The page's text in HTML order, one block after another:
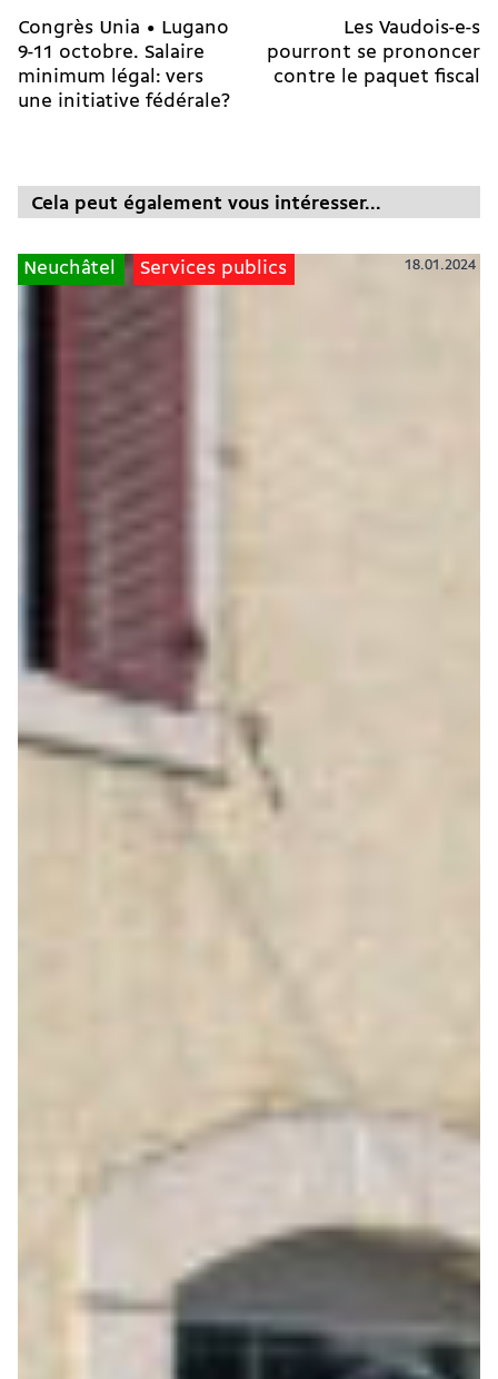
Congrès Unia • Lugano
9-11 octobre. Salaire
minimum légal: vers
une initiative fédérale?
Les Vaudois-e-s
pourront se prononcer
contre le paquet fiscal
Cela peut également vous intéresser...
Neuchâtel Services publics 18.01.2024